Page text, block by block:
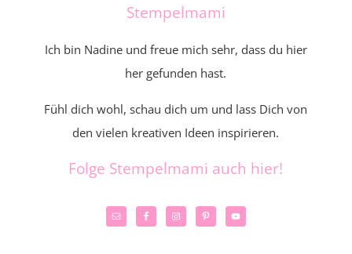
Stempelmami
Ich bin Nadine und freue mich sehr, dass du hier
her gefunden hast.
Fühl dich wohl, schau dich um und lass Dich von
den vielen kreativen Ideen inspirieren.
Folge Stempelmami auch hier!